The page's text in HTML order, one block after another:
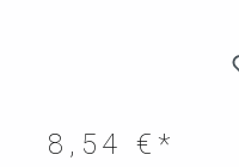
8,54 €*